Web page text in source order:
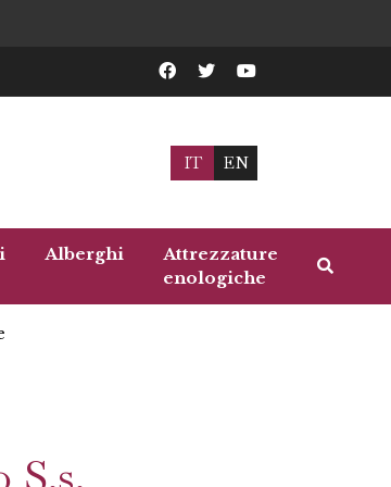
IT EN
Alberghi
Attrezzature
enologiche